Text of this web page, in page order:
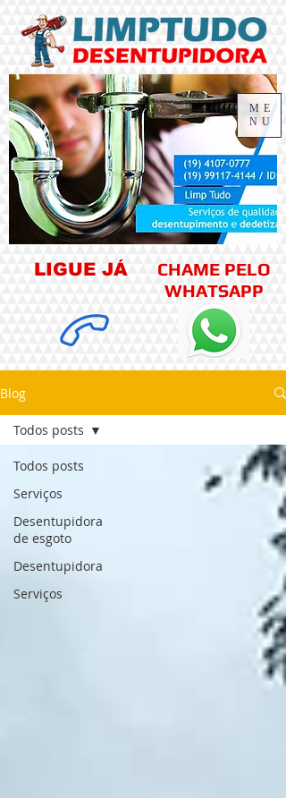
CHAME PELO
WHATSAPP
LIGUE JÁ
ME
NU
Blog
Todos posts
Serviços
Desentupidora
de esgoto
Desentupidora
Serviços
Todos posts